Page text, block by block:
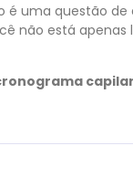
é uma questão
não está